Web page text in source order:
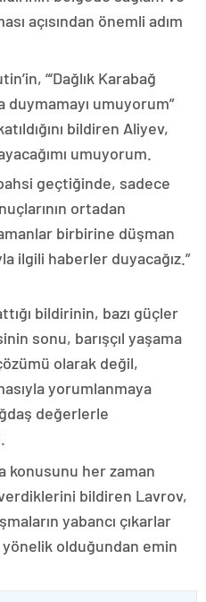
açısından önemli adım
“‘Dağlık Karabağ
duymamayı umuyorum”
bildiren Aliyev,
umuyorum.
geçtiğinde, sadece
ortadan
birbirine düşman
ilgili haberler duyacağız.”
bildirinin, bazı güçler
sonu, barışçıl yaşama
olarak değil,
yorumlanmaya
değerlerle
konusunu her zaman
bildiren Lavrov,
yabancı çıkarlar
olduğundan emin